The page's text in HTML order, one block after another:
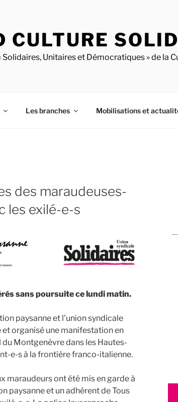
CULTURE
Solidaires, Unitaires et Démocratiques » de la
Les branches Mobilisations et
des maraudeuses-
les exilé-e-s
sans poursuite ce lundi matin.
paysanne et l’union syndicale
organisé une manifestation en
Montgenèvre dans les Hautes-
e-s à la frontière franco-italienne.
maraudeurs ont été mis en garde à
paysanne et un adhérent de Tous